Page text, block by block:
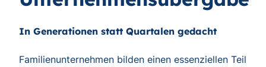
In Generationen statt Quartalen gedacht
Familienunternehmen bilden einen essenziellen Teil